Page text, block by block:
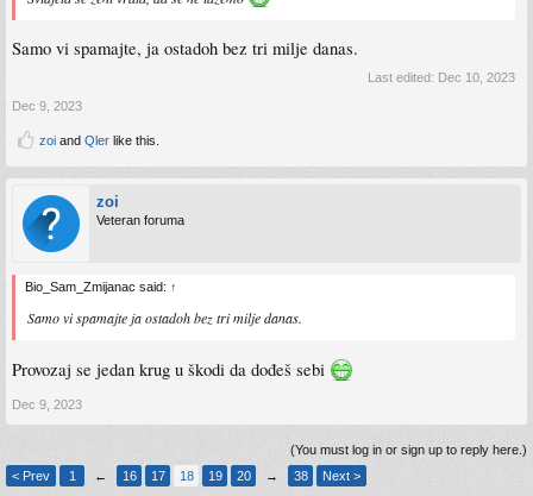
Samo vi spamajte, ja ostadoh bez tri milje danas.
Last edited: Dec 10, 2023
Dec 9, 2023
zoi and Qler like this.
zoi
Veteran foruma
Bio_Sam_Zmijanac said: ↑
Samo vi spamajte ja ostadoh bez tri milje danas.
Provozaj se jedan krug u škodi da dođeš sebi
Dec 9, 2023
(You must log in or sign up to reply here.)
< Prev
1 ← 16 17 18 19 20 → 38 Next >